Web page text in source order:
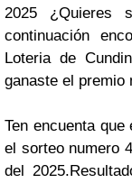
2025 ¿Quieres
continuación
Loteria de
ganaste el premio
Ten encuenta
el sorteo numero
del